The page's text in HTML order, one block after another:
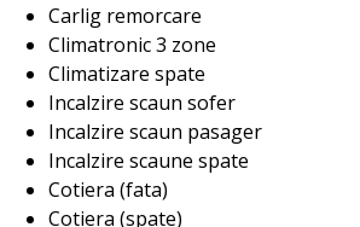
Carlig remorcare
Climatronic 3 zone
Climatizare spate
Incalzire scaun sofer
Incalzire scaun pasager
Incalzire scaune spate
Cotiera (fata)
Cotiera (spate)